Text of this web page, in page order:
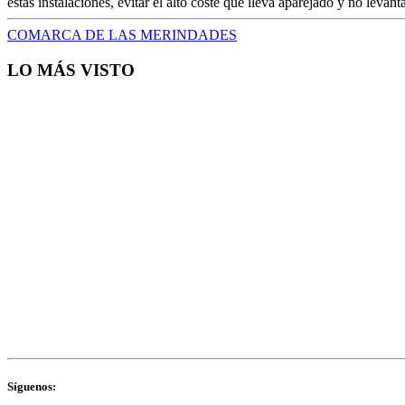
COMARCA DE LAS MERINDADES
LO MÁS VISTO
Síguenos: